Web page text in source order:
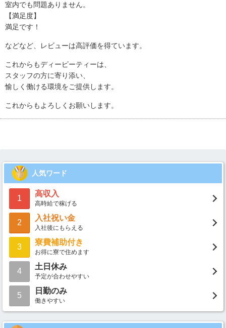
室内でも問題ありません。
【満足度】
満足です！
などなど、レビューは高評価を得ています。
これからもディーピーティーは、
スタッフの方に寄り添い、
愉しく働ける環境をご提供します。
これからもよろしくお願いします。
人気ワード
1
高収入
高時給で稼げる
2
入社祝い金
入社後にもらえる
3
寮費補助付き
お得に寮で住めます
4
土日休み
予定が合わせやすい
5
日勤のみ
働きやすい